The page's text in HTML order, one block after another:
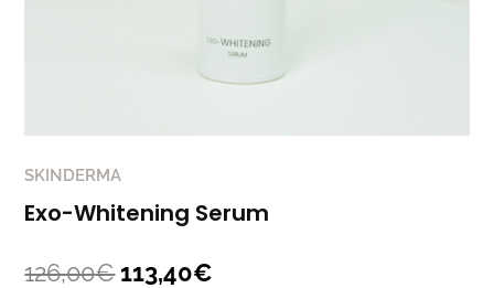
SKINDERMA
Exo-Whitening Serum
126,00€ 113,40€